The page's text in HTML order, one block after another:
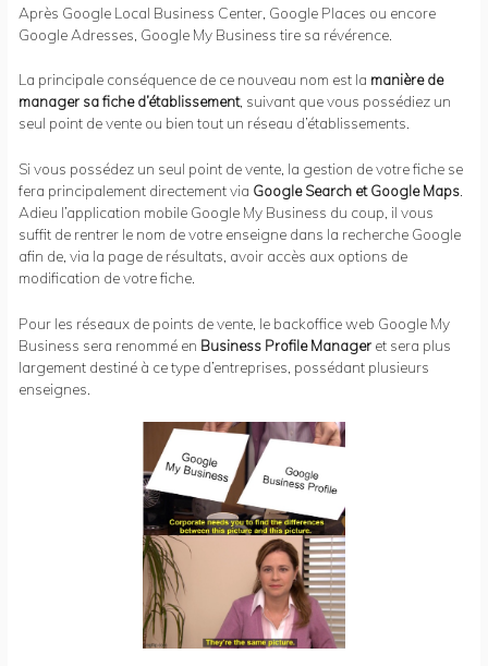
Après Google Local Business Center, Google Places ou encore
Google Adresses, Google My Business tire sa révérence.
La principale conséquence de ce nouveau nom est la manière de
manager sa fiche d’établissement, suivant que vous possédiez un
seul point de vente ou bien tout un réseau d’établissements.
Si vous possédez un seul point de vente, la gestion de votre fiche se
fera principalement directement via Google Search et Google Maps
Adieu l’application mobile Google My Business du coup, il vous
suffit de rentrer le nom de votre enseigne dans la recherche Google
afin de, via la page de résultats, avoir accès aux options de
modification de votre fiche.
Pour les réseaux de points de vente, le backoffice web Google My
Business sera renommé en Business Profile Manager et sera plus
largement destiné à ce type d’entreprises, possédant plusieurs
enseignes.